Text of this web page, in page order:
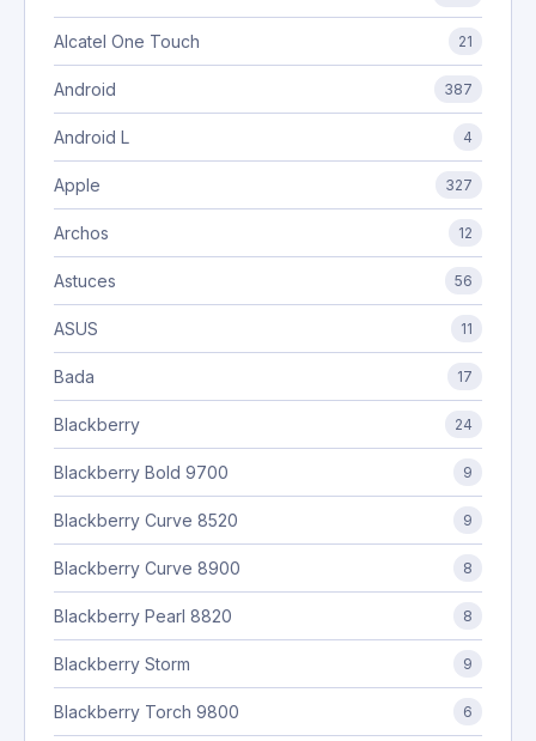
Alcatel One Touch 21
Android 387
Android L 4
Apple 327
Archos 12
Astuces 56
ASUS 11
Bada 17
Blackberry 24
Blackberry Bold 9700 9
Blackberry Curve 8520 9
Blackberry Curve 8900 8
Blackberry Pearl 8820 8
Blackberry Storm 9
Blackberry Torch 9800 6